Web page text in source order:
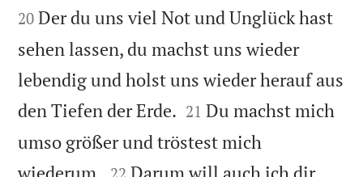
20 Der du uns viel Not und Unglück hast
sehen lassen, du machst uns wieder
lebendig und holst uns wieder herauf aus
den Tiefen der Erde. 

21 Du machst mich
umso größer und tröstest mich
wiederum. 
 Darum will auch ich dir